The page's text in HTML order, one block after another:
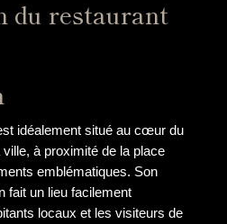
du restaurant
idéalement situé au cœur du
à proximité de la place
emblématiques. Son
fait un lieu facilement
locaux et les visiteurs de